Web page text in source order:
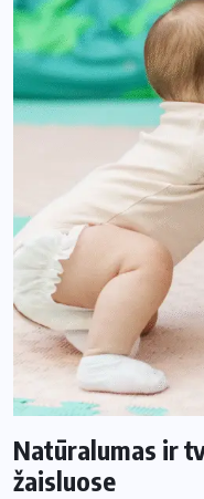
Natūralumas ir
žaisluose